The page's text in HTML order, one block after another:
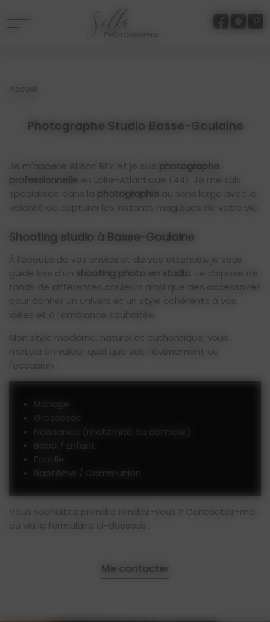
Accueil
Photographe Studio Basse-Goulaine
Je m'appelle Allison REY et je suis photographe
professionnelle en Loire-Atlantique (44). Je me suis
photographie
au sens large avec la
volonté de capturer les instants magiques de votre vie.
Shooting studio à Basse-Goulaine
À l'écoute de vos envies et de vos attentes, je vous
guide lors d'un
shooting photo en studio
. Je dispose de
pour donner un univers et un style cohérents à vos
Mon style moderne, naturel et authentique, vous
mettra en valeur quel que soit l'événement ou
Mariage
Grossesse
Naissance (maternité ou domicile)
Baptême / Communion
Vous souhaitez prendre rendez-vous ? Contactez-moi
Me contacter